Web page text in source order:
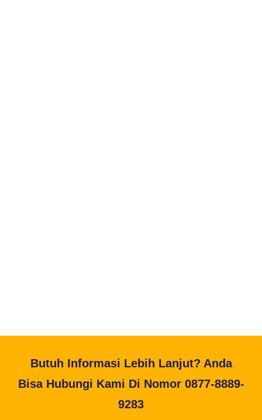
Butuh Informasi Lebih Lanjut? Anda
Bisa Hubungi Kami Di Nomor 0877-8889-
9283